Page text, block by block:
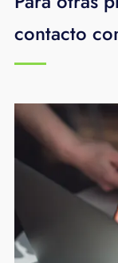
serie de
el orden
llamada
SimRing
de
estas
contacto